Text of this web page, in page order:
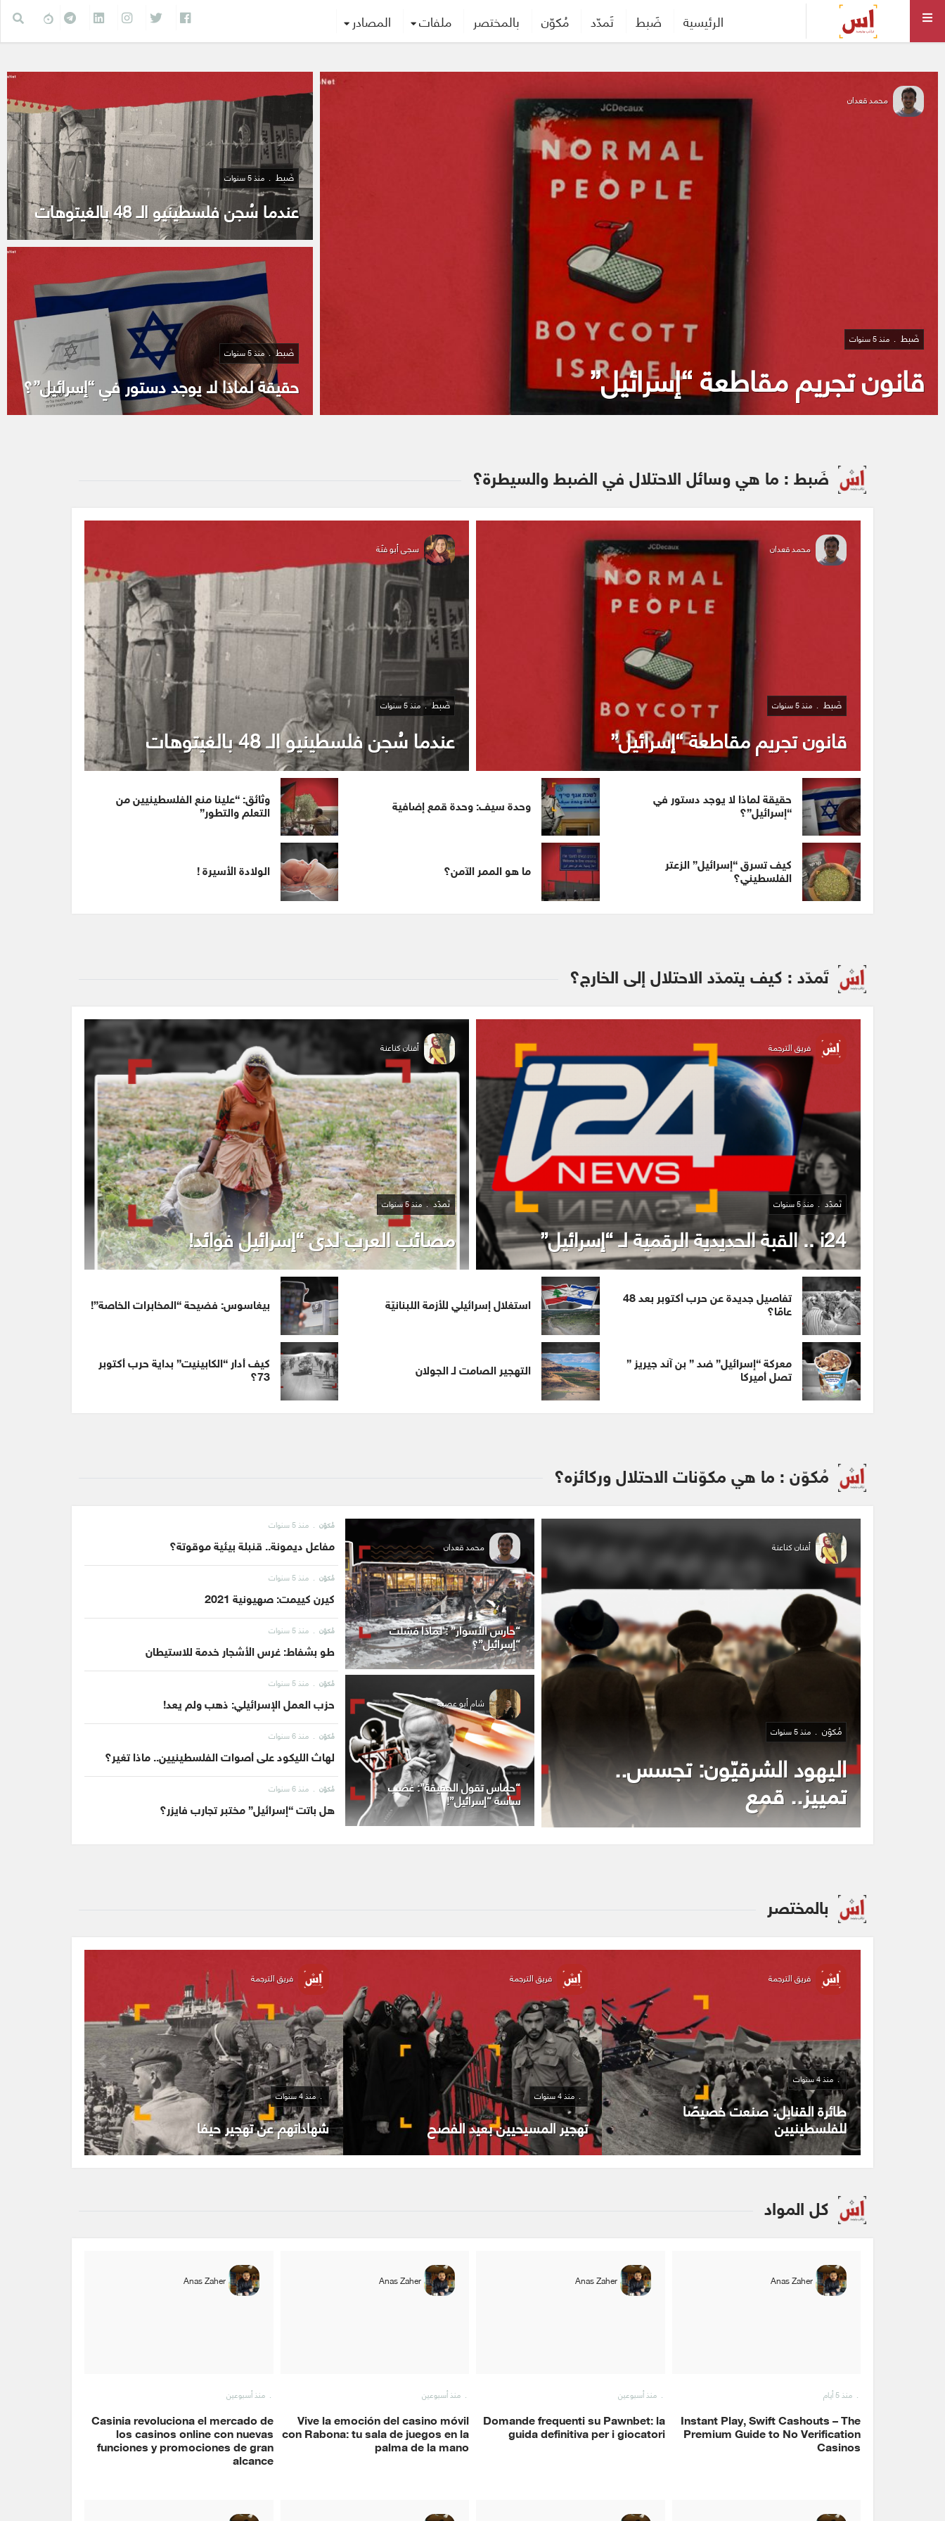
الرئيسية ضَبط تَمدّد مُكوّن بالمختصر ملفات المصادر
محمد قعدان
ضَبط منذ 5 سنوات
قانون تجريم مقاطعة “إسرائيل”
ضَبط منذ 5 سنوات
عندما سُجن فلسطينيو الـ 48 بالغيتوهات
ضَبط منذ 5 سنوات
حقيقة لماذا لا يوجد دستور في “إسرائيل”؟
ضَبط : ما هي وسائل الاحتلال في الضبط والسيطرة؟
محمد قعدان
ضَبط منذ 5 سنوات
قانون تجريم مقاطعة “إسرائيل”
سجى أبو فنّة
ضَبط منذ 5 سنوات
عندما سُجن فلسطينيو الـ 48 بالغيتوهات
حقيقة لماذا لا يوجد دستور في
“إسرائيل”؟
وحدة سيف: وحدة قمع إضافية
وثائق: “علينا منع الفلسطينيين من
التعلم والتطور”
كيف تسرق “إسرائيل” الزعتر
الفلسطيني؟
ما هو الممر الآمن؟ الولادة الأسيرة !
تَمدّد : كيف يتمدّد الاحتلال إلى الخارج؟
فريق الترجمة
تَمدّد منذ 5 سنوات
i24 .. القبة الحديدية الرقمية لـ “إسرائيل”
أفنان كناعنة
تَمدّد منذ 5 سنوات
مصائب العرب لدى “إسرائيل فوائد!
تفاصيل جديدة عن حرب أكتوبر بعد 48
عامًا؟
استغلال إسرائيلي للأزمة اللبنانيّة بيغاسوس: فضيحة “المخابرات الخاصة”!
معركة “إسرائيل” ضد ” بن آند جيريز ”
تصل أميركا
التهجير الصامت لـ الجولان
كيف أدار “الكابينيت” بداية حرب أكتوبر
73؟
مُكوّن : ما هي مكوّنات الاحتلال وركائزه؟
أفنان كناعنة
مُكوّن منذ 5 سنوات
اليهود الشرقيّون: تجسس..
تمييز.. قمع
محمد قعدان
“حارس الأسوار” : لماذا فشلت
“إسرائيل”؟
شام أبو عصبة
“حماس تقول الحقيقة”: غضب
ساسة “إسرائيل”!
مُكوّن منذ 5 سنوات
مفاعل ديمونة.. قنبلة بيئية موقوتة؟
مُكوّن منذ 5 سنوات
كيرن كييمت: صهيونية 2021
مُكوّن منذ 5 سنوات
طو بشفاط: غرس الأشجار خدمة للاستيطان
مُكوّن منذ 5 سنوات
حزب العمل الإسرائيلي: ذهب ولم يعد!
مُكوّن منذ 6 سنوات
لهاث الليكود على أصوات الفلسطينيين.. ماذا تغير؟
مُكوّن منذ 6 سنوات
هل باتت “إسرائيل” مختبر تجارب فايزر؟
بالمختصر
فريق الترجمة
منذ 4 سنوات
مسيرة الرقص الاستيطاني
فريق الترجمة
منذ 4 سنوات
10 أعوام من تاريخ منع الأذان
فريق الترجمة
منذ 4 سنوات
وحدة الوعي.. رادار لاعتقال المقدسيين
كل المواد
Anas Zaher
منذ 5 أيام
Instant Play, Swift Cashouts – The
Premium Guide to No Verification
Casinos
Anas Zaher
منذ أسبوعين
Domande frequenti su Pawnbet: la
guida definitiva per i giocatori
Anas Zaher
منذ أسبوعين
Vive la emoción del casino móvil
con Rabona: tu sala de juegos en la
palma de la mano
Anas Zaher
منذ أسبوعين
Casinia revoluciona el mercado de
los casinos online con nuevas
funciones y promociones de gran
alcance